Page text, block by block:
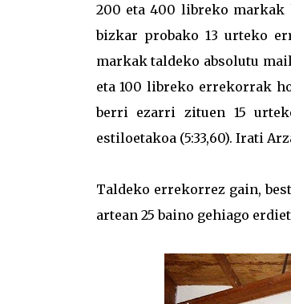
200 eta 400 libreko markak
bizkar probako 13 urteko
markak taldeko absolutu
eta 100 libreko errekorrak
berri ezarri zituen 15
estiloetakoa (5:33,60). Irati
Taldeko errekorrez gain,
artean 25 baino gehiago